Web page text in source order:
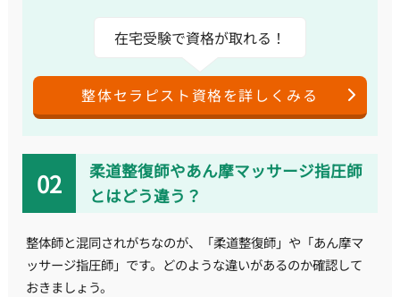
在宅受験で資格が取れる！
整体セラピスト資格を詳しくみる
柔道整復師やあん摩マッサージ指圧師
とはどう違う？
整体師と混同されがちなのが、「柔道整復師」や「あん摩マ
ッサージ指圧師」です。どのような違いがあるのか確認して
おきましょう。